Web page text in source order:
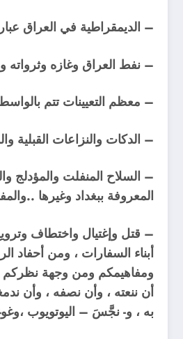
– الديمقراطية في العراق
– نفط العراق وغازه وثرواته
– معظم التعيينات تتم
– الدكات والنزاعات القبلية
– السلاح المنفلت والمؤدلج
المعروفة ببغداد وغيرها
– قتل وإغتيال واختطاف
أبناء السفارات ، ومن
ومفاهيمكم ومن وجهة نظركم
أن ننعته ، وأن نصفه ، وأن
به ، و- نجَّسَ – اليوتويوب